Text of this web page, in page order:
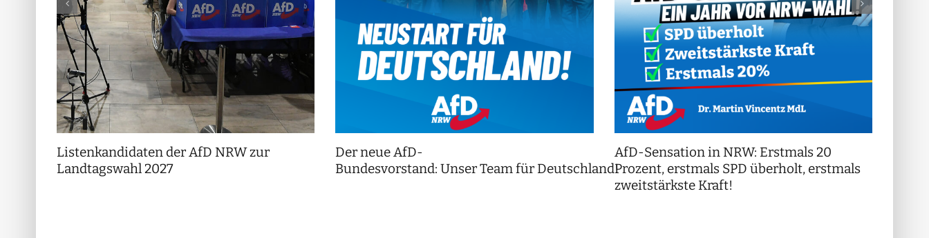
Listenkandidaten der AfD NRW zur
Landtagswahl 2027
Der neue AfD-
Bundesvorstand: Unser Team für Deutschland!
AfD-Sensation in NRW: Erstmals 20
Prozent, erstmals SPD überholt, erstmals
zweitstärkste Kraft!